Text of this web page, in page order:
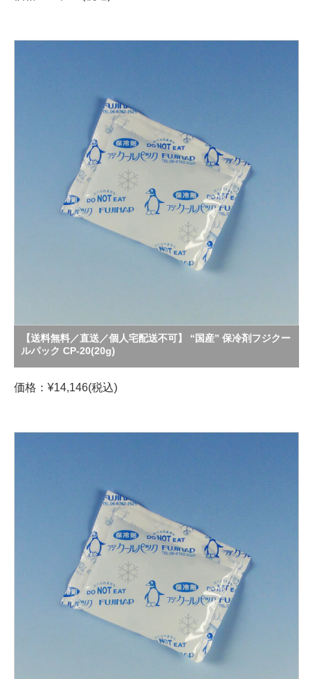
【送料無料／直送／個人宅配送不可】 “国産” 保冷剤フジクー
ルパック CP-20(20g)
価格：¥14,146(税込)